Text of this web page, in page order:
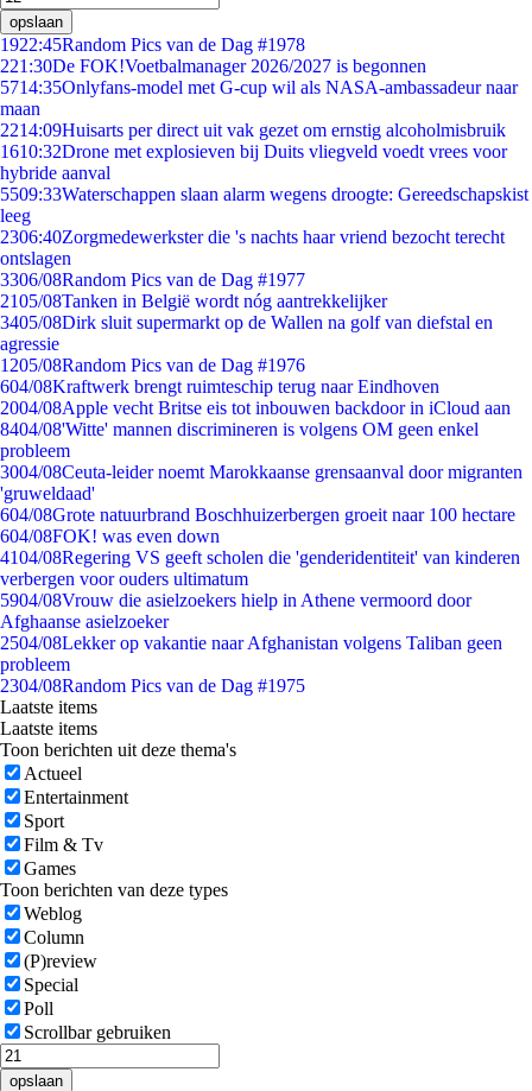
opslaan
1922:45Random Pics van de Dag #1978
221:30De FOK!Voetbalmanager 2026/2027 is begonnen
5714:35Onlyfans-model met G-cup wil als NASA-ambassadeur naar
maan
2214:09Huisarts per direct uit vak gezet om ernstig alcoholmisbruik
1610:32Drone met explosieven bij Duits vliegveld voedt vrees voor
hybride aanval
5509:33Waterschappen slaan alarm wegens droogte: Gereedschapskist
leeg
2306:40Zorgmedewerkster die 's nachts haar vriend bezocht terecht
ontslagen
3306/08Random Pics van de Dag #1977
2105/08Tanken in België wordt nóg aantrekkelijker
3405/08Dirk sluit supermarkt op de Wallen na golf van diefstal en
agressie
1205/08Random Pics van de Dag #1976
604/08Kraftwerk brengt ruimteschip terug naar Eindhoven
2004/08Apple vecht Britse eis tot inbouwen backdoor in iCloud aan
8404/08'Witte' mannen discrimineren is volgens OM geen enkel
probleem
3004/08Ceuta-leider noemt Marokkaanse grensaanval door migranten
'gruweldaad'
604/08Grote natuurbrand Boschhuizerbergen groeit naar 100 hectare
604/08FOK! was even down
4104/08Regering VS geeft scholen die 'genderidentiteit' van kinderen
verbergen voor ouders ultimatum
5904/08Vrouw die asielzoekers hielp in Athene vermoord door
Afghaanse asielzoeker
2504/08Lekker op vakantie naar Afghanistan volgens Taliban geen
probleem
2304/08Random Pics van de Dag #1975
Laatste items
Laatste items
Toon berichten uit deze thema's
Actueel
Entertainment
Sport
Film & Tv
Games
Toon berichten van deze types
Weblog
Column
(P)review
Special
Poll
Scrollbar gebruiken
opslaan